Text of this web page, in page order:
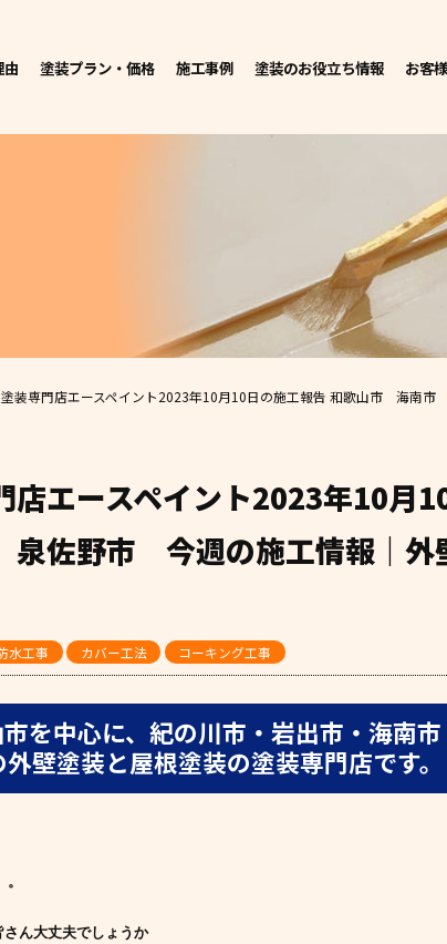
塗装プラン・価格 施工事例 塗装のお役立ち情報 お客
門店エースペイント2023年10月10日の施工報告 和歌山市 海南市 橋本市 泉佐野市 今週の
店エースペイント2023年10月
野市 今週の施工情報｜外
水工事 カバー工法 コーキング工事
を中心に、紀の川市・岩出市・海南
壁塗装と屋根塗装の塗装専門店です。
ん大丈夫でしょうか